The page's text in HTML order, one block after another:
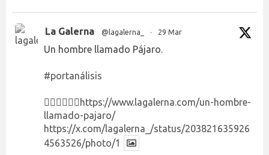
La Galerna @lagalerna_ · 29 Mar
Un hombre llamado Pájaro.
#portanálisis
👉🏻👉🏻👉🏻 https://www.lagalerna.com/un-hombre-
llamado-pajaro/
https://x.com/lagalerna_/status/203821635926
4563526/photo/1